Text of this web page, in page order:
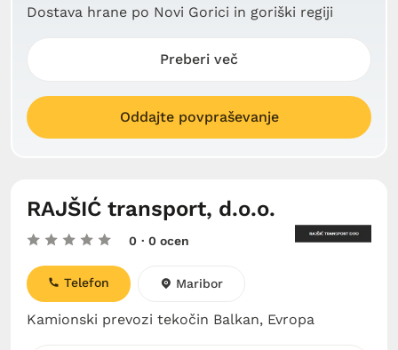
Dostava hrane po Novi Gorici in goriški regiji
Preberi več
Oddajte povpraševanje
RAJŠIĆ transport, d.o.o.
0 · 0 ocen
Kamionski prevozi tekočin Balkan, Evropa
Telefon Maribor